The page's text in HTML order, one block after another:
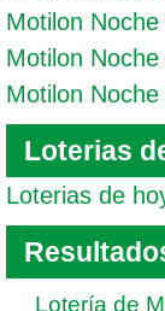
Motilon
Motilon
Motilon
Loterias
Loterias de
Lotería de